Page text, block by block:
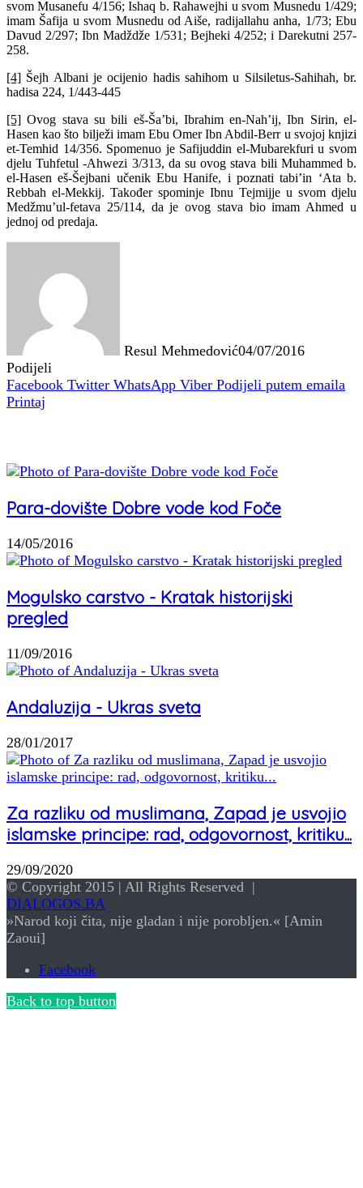
svom Musanefu 4/156; Ishaq b. Rahawejhi u svom Musnedu 1/429;
imam Šafija u svom Musnedu od Aiše, radijallahu anha, 1/73; Ebu
Davud 2/297; Ibn Madždže 1/531; Bejheki 4/252; i Darekutni 257-
258.
[4] Šejh Albani je ocijenio hadis sahihom u Silsiletus-Sahihah, br.
hadisa 224, 1/443-445
[5] Ovog stava su bili eš-Ša’bi, Ibrahim en-Nah’ij, Ibn Sirin, el-
Hasen kao što bilježi imam Ebu Omer Ibn Abdil-Berr u svojoj knjizi
et-Temhid 14/356. Spomenuo je Safijuddin el-Mubarekfuri u svom
djelu Tuhfetul -Ahwezi 3/313, da su ovog stava bili Muhammed b.
el-Hasen eš-Šejbani učenik Ebu Hanife, i poznati tabi’in ‘Ata b.
Rebbah el-Mekkij. Također spominje Ibnu Tejmijje u svom djelu
Medžmu’ul-fetava 25/114, da je ovog stava bio imam Ahmed u
jednoj od predaja.
Resul Mehmedović04/07/2016
Podijeli
Facebook Twitter WhatsApp Viber Podijeli putem emaila
Printaj
Para-dovište Dobre vode kod Foče
14/05/2016
Mogulsko carstvo - Kratak historijski
pregled
11/09/2016
Andaluzija - Ukras sveta
28/01/2017
Za razliku od muslimana, Zapad je usvojio
islamske principe: rad, odgovornost, kritiku...
29/09/2020
© Copyright 2015 | All Rights Reserved |
DIALOGOS.BA
»Narod koji čita, nije gladan i nije porobljen.« [Amin
Zaoui]
Facebook
Back to top button